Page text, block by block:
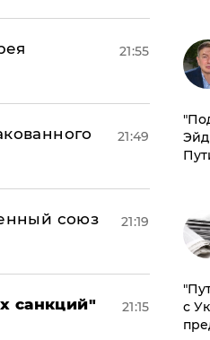
21:55
21:49
союз
21:19
санкций"
21:15
с